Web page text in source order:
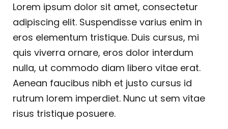
Lorem ipsum dolor sit amet, consectetur
adipiscing elit. Suspendisse varius enim in
eros elementum tristique. Duis cursus, mi
quis viverra ornare, eros dolor interdum
nulla, ut commodo diam libero vitae erat.
Aenean faucibus nibh et justo cursus id
rutrum lorem imperdiet. Nunc ut sem vitae
risus tristique posuere.